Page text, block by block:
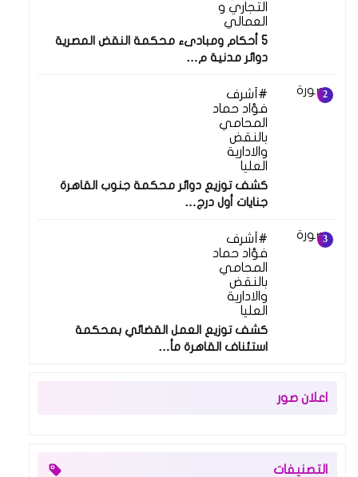
التجاري و
العمالي
5 أحكام ومبادىء محكمة النقض المصرية
دوائر مدنية م…
أشرف
فؤاد حماد
المحامي
بالنقض
والادارية
العليا
كشف توزيع دوائر محكمة جنوب القاهرة
جنايات أول درج…
أشرف
فؤاد حماد
المحامي
بالنقض
والادارية
العليا
كشف توزيع العمل القضائي بمحكمة
استئناف القاهرة مأ…
اعلان صور
التصنيفات